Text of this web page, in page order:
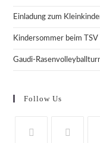
Einladung zum
Kindersommer beim
Gaudi-
Follow Us